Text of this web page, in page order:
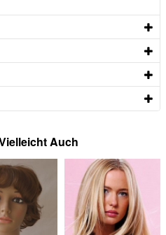
Auch